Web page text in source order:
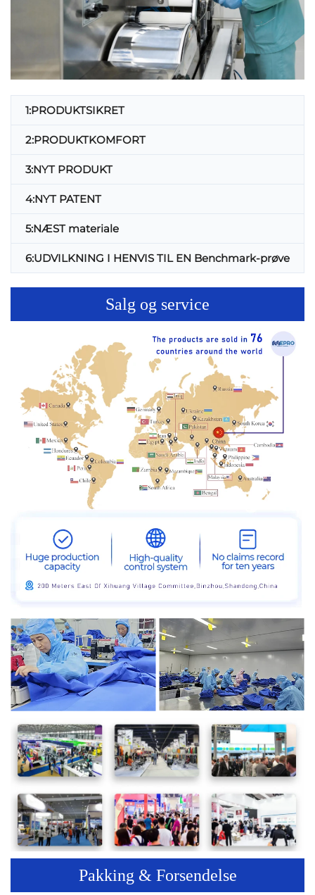
1:PRODUKTSIKRET
2:PRODUKTKOMFORT
3:NYT PRODUKT
4:NYT PATENT
5:NÆST materiale
6:UDVILKNING I HENVIS TIL EN Benchmark-prøve
Salg og service
Pakking & Forsendelse